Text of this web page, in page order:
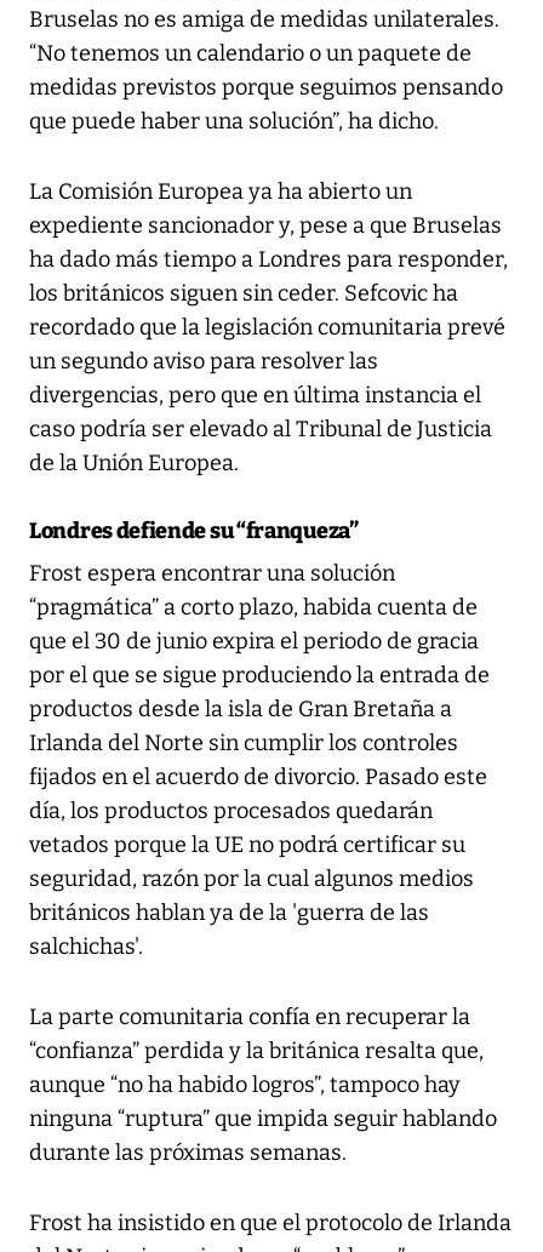
Bruselas no es amiga de medidas unilaterales.
“No tenemos un calendario o un paquete de
medidas previstos porque seguimos pensando
que puede haber una solución”, ha dicho.
La Comisión Europea ya ha abierto un
expediente sancionador y, pese a que Bruselas
ha dado más tiempo a Londres para responder,
los británicos siguen sin ceder. Sefcovic ha
recordado que la legislación comunitaria prevé
un segundo aviso para resolver las
divergencias, pero que en última instancia el
caso podría ser elevado al Tribunal de Justicia
de la Unión Europea.
Londres defiende su “franqueza”
Frost espera encontrar una solución
“pragmática” a corto plazo, habida cuenta de
que el 30 de junio expira el periodo de gracia
por el que se sigue produciendo la entrada de
productos desde la isla de Gran Bretaña a
Irlanda del Norte sin cumplir los controles
fijados en el acuerdo de divorcio. Pasado este
día, los productos procesados quedarán
vetados porque la UE no podrá certificar su
seguridad, razón por la cual algunos medios
británicos hablan ya de la 'guerra de las
salchichas'.
La parte comunitaria confía en recuperar la
“confianza” perdida y la británica resalta que,
aunque “no ha habido logros”, tampoco hay
ninguna “ruptura” que impida seguir hablando
durante las próximas semanas.
Frost ha insistido en que el protocolo de Irlanda